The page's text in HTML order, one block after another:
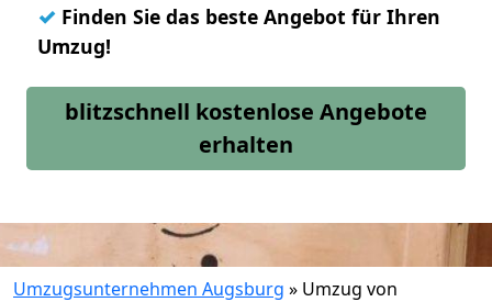
✓ Finden Sie das beste Angebot für Ihren
Umzug!
blitzschnell kostenlose Angebote
erhalten
Umzugsunternehmen Augsburg » Umzug von